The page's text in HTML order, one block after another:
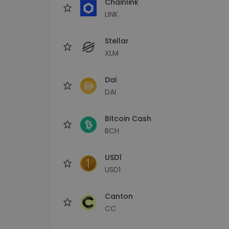
LINK
Stellar
XLM
Dai
DAI
Bitcoin Cash
BCH
USD1
USD1
Canton
CC